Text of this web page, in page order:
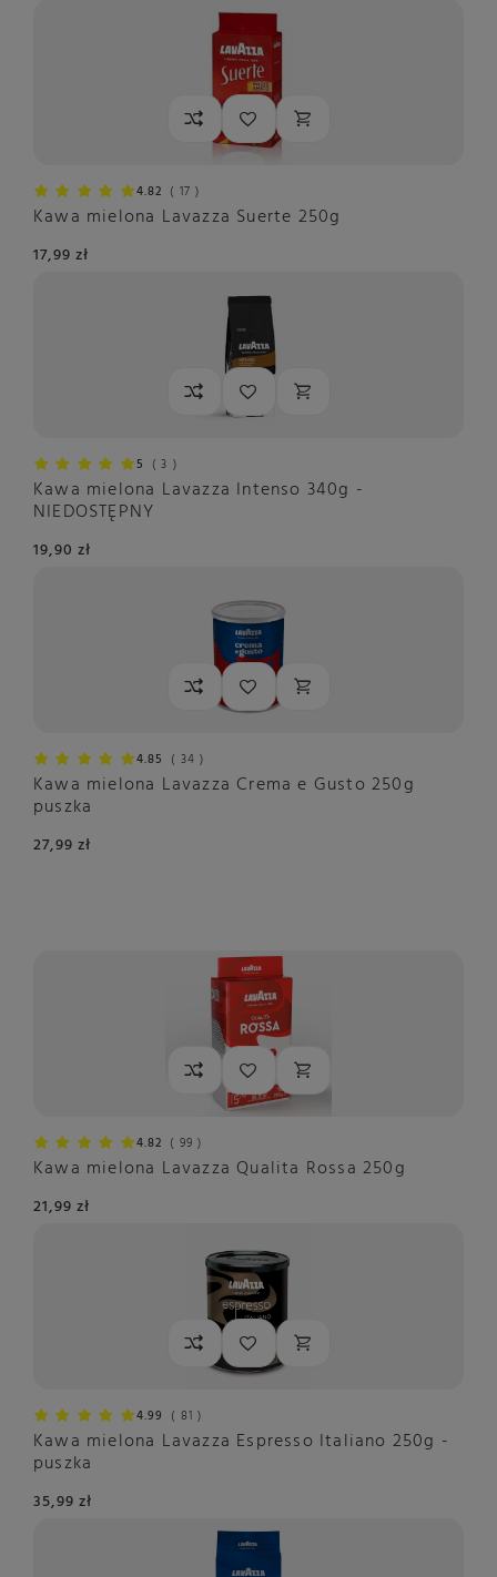
4.82 17
Kawa mielona Lavazza Suerte 250g
17,99 zł
5 3
Kawa mielona Lavazza Intenso 340g -
NIEDOSTĘPNY
19,90 zł
4.85 34
Kawa mielona Lavazza Crema e Gusto 250g
puszka
27,99 zł
4.82 99
Kawa mielona Lavazza Qualita Rossa 250g
21,99 zł
4.99 81
Kawa mielona Lavazza Espresso Italiano 250g -
puszka
35,99 zł